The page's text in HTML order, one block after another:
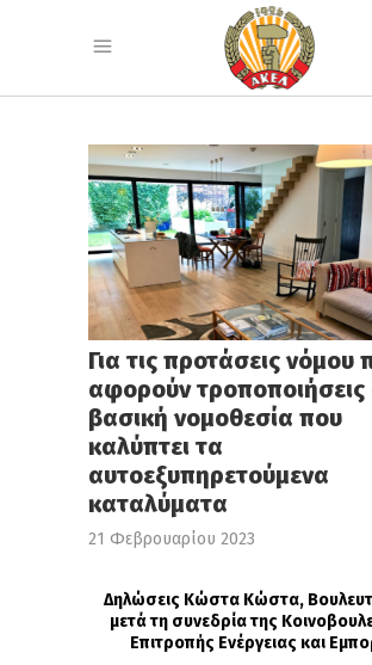
Για τις προτάσεις νόμου
αφορούν τροποποιήσεις
βασική νομοθεσία που
καλύπτει τα
αυτοεξυπηρετούμενα
καταλύματα
21 Φεβρουαρίου 2023
Δηλώσεις Κώστα Κώστα,
μετά τη συνεδρία της
Επιτροπής Ενέργειας και